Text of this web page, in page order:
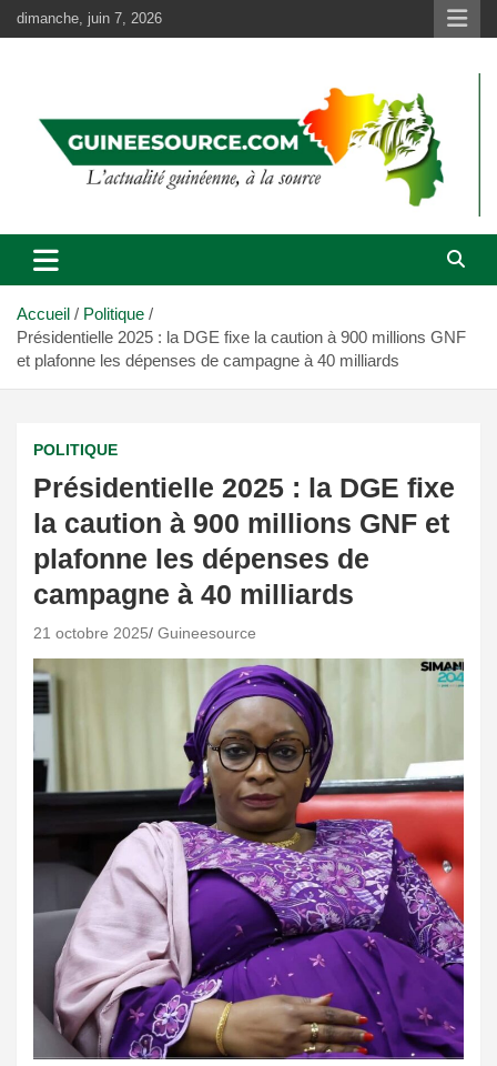
Aller
au
dimanche, juin 7, 2026
Accueil
Politique
Présidentielle 2025 : la DGE fixe la caution à 900 millions GNF
et plafonne les dépenses de campagne à 40 milliards
POLITIQUE
Présidentielle 2025 : la DGE fixe
la caution à 900 millions GNF et
plafonne les dépenses de
campagne à 40 milliards
21 octobre 2025 Guineesource